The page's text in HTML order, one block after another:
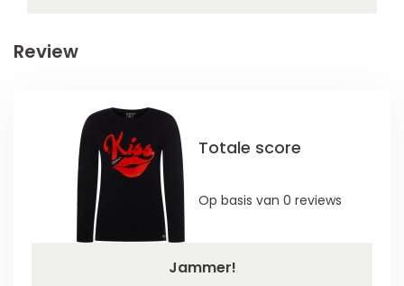
Review
Jammer!
Totale score
Op basis van 0 reviews